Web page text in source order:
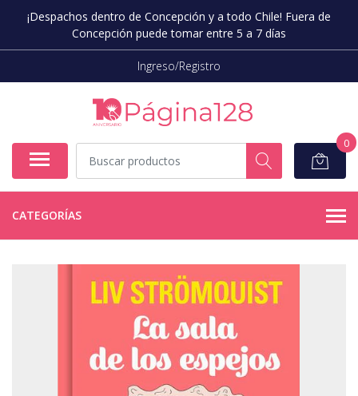
¡Despachos dentro de Concepción y a todo Chile! Fuera de
Concepción puede tomar entre 5 a 7 días
Ingreso/Registro
0
CATEGORÍAS